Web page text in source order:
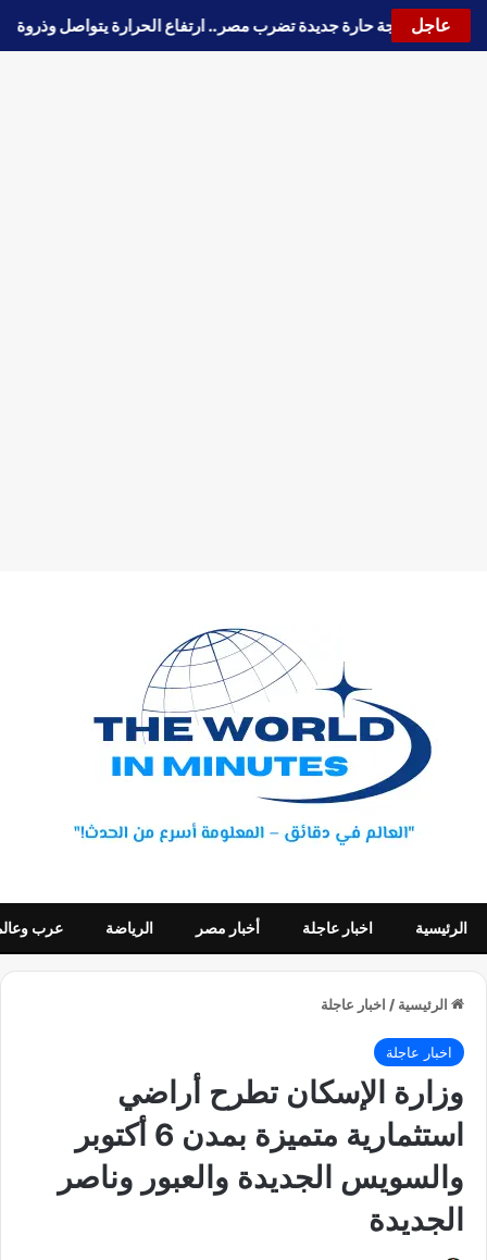
عاجل 🔵موجة حارة جديدة تضرب مصر.. ارتفاع الحرارة يتواصل
الرئيسية اخبار عاجلة أخبار مصر الرياضة عرب
الرئيسية / اخبار عاجلة
اخبار عاجلة
وزارة الإسكان تطرح أراضي
استثمارية متميزة بمدن 6 أكتوبر
والسويس الجديدة والعبور وناصر
الجديدة